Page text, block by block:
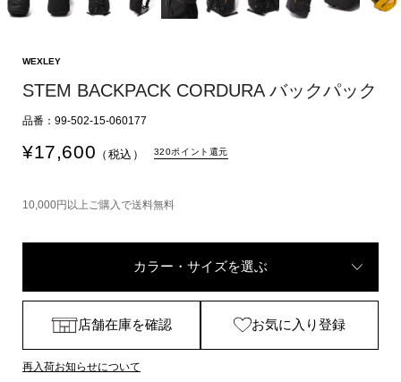
WEXLEY
STEM BACKPACK CORDURA バックパック
品番：99-502-15-060177
¥17,600 （税込） 320ポイント還元
10,000円以上ご購入で送料無料
カラー・サイズを選ぶ
店舗在庫を確認 お気に入り登録
再入荷お知らせについて